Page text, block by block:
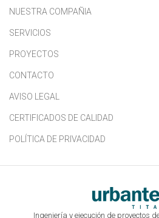
NUESTRA COMPAÑIA
SERVICIOS
PROYECTOS
CONTACTO
AVISO LEGAL
CERTIFICADOS DE CALIDAD
POLÍTICA DE PRIVACIDAD
Ingeniería y ejecución de proyectos